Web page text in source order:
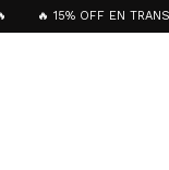
🔥 15% OFF EN